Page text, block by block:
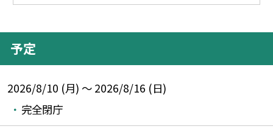
予定
2026/8/10 (月) ～ 2026/8/16 (日)
完全閉庁